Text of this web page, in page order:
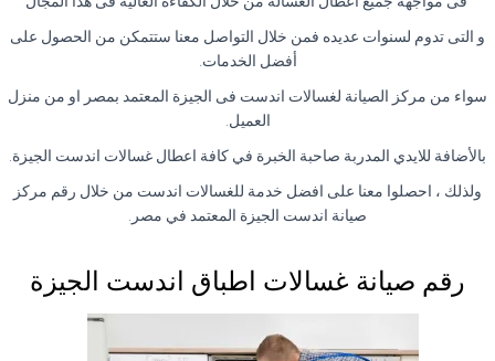
و التى تدوم لسنوات عديده فمن خلال التواصل معنا ستتمكن من الحصول على
أفضل الخدمات.
سواء من مركز الصيانة لغسالات اندست فى الجيزة المعتمد بمصر او من منزل
العميل.
بالأضافة للايدي المدربة صاحبة الخبرة في كافة اعطال غسالات اندست الجيزة.
ولذلك ، احصلوا معنا على افضل خدمة للغسالات اندست من خلال رقم مركز
صيانة اندست الجيزة المعتمد في مصر.
رقم صيانة غسالات اطباق اندست الجيزة